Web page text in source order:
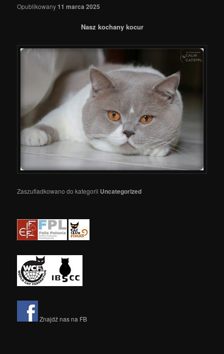
Opublikowany11 marca 2025
Nasz kochany kocur
Zaszufladkowano do kategorii Uncategorized
Znajdź nas na FB